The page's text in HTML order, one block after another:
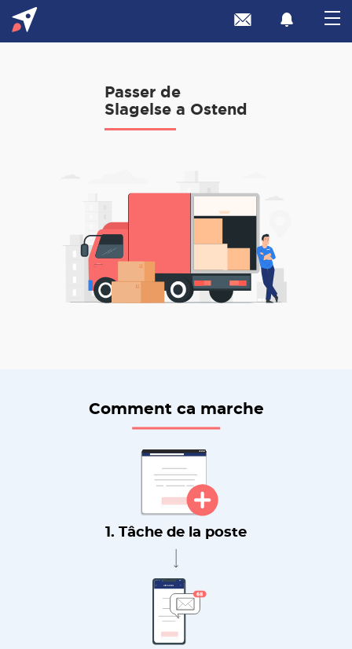
Passer de
Slagelse a Ostend
Comment ca marche
1. Tâche de la poste